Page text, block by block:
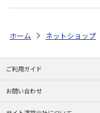
ホーム ネットショップ
ご利用ガイド
お問い合わせ